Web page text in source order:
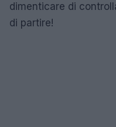
dimenticare di
di partire!